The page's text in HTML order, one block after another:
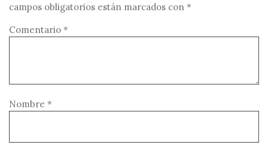
campos obligatorios están marcados con *
Comentario *
Nombre *